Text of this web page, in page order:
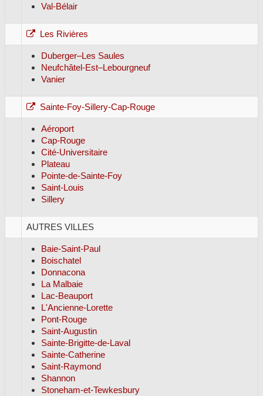
Val-Bélair
Les Rivières
Duberger–Les Saules
Neufchâtel-Est–Lebourgneuf
Vanier
Sainte-Foy-Sillery-Cap-Rouge
Aéroport
Cap-Rouge
Cité-Universitaire
Plateau
Pointe-de-Sainte-Foy
Saint-Louis
Sillery
AUTRES VILLES
Baie-Saint-Paul
Boischatel
Donnacona
La Malbaie
Lac-Beauport
L'Ancienne-Lorette
Pont-Rouge
Saint-Augustin
Sainte-Brigitte-de-Laval
Sainte-Catherine
Saint-Raymond
Shannon
Stoneham-et-Tewkesbury